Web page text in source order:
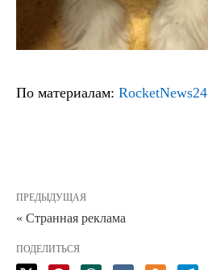
По материалам: RocketNews24
ПРЕДЫДУЩАЯ
« Странная реклама
ПОДЕЛИТЬСЯ